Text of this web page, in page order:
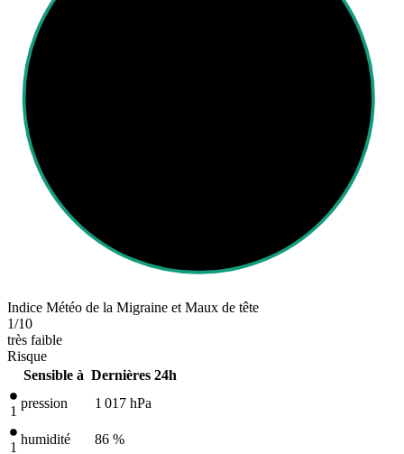
Indice Météo de la Migraine et Maux de tête
1/10
très faible
Risque
Sensible à Dernières 24h
1
pression 1 017 hPa
1
humidité 86 %